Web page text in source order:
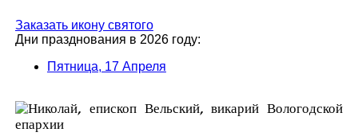
Заказать икону святого
Дни празднования в 2026 году:
Пятница, 17 Апреля